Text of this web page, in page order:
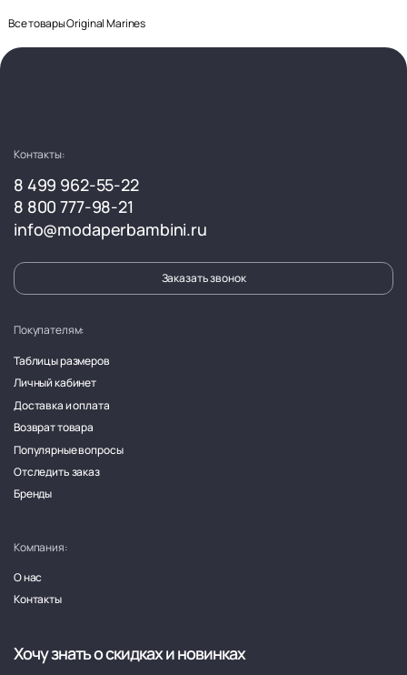
Все товары Original Marines
Контакты:
8 499 962-55-22
8 800 777-98-21
info@modaperbambini.ru
Заказать звонок
Покупателям:
Таблицы размеров
Личный кабинет
Доставка и оплата
Возврат товара
Популярные вопросы
Отследить заказ
Бренды
Компания:
О нас
Контакты
Хочу знать о скидках и новинках